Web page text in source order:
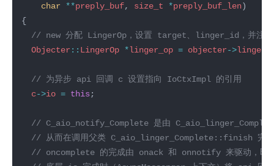
char **preply_buf, size_t *preply_buf_len
Objecter :: LingerOp *linger_op = objecter->
c->io = this